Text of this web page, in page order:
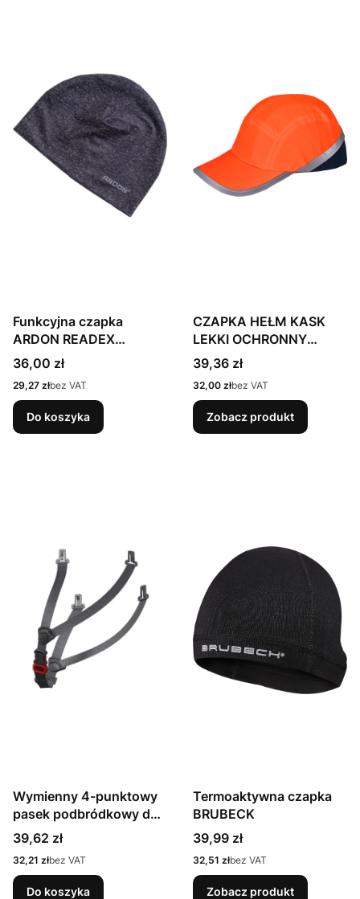
Funkcyjna czapka
ARDON READEX
ciemnoszara
Cena
36,00 zł
Cena
29,27 złbez VAT
Do koszyka
CZAPKA HEŁM KASK
LEKKI OCHRONNY
DASZEK PRZEWIEW
BUMPCAP FLUO
Cena
39,36 zł
Cena
32,00 złbez VAT
Zobacz produkt
Wymienny 4-punktowy
pasek podbródkowy do
kasków PAB WH1-0 i
PAB WH1-C ARDON
Cena
39,62 zł
Cena
32,21 złbez VAT
Do koszyka
Termoaktywna czapka
BRUBECK
Cena
39,99 zł
Cena
32,51 złbez VAT
Zobacz produkt